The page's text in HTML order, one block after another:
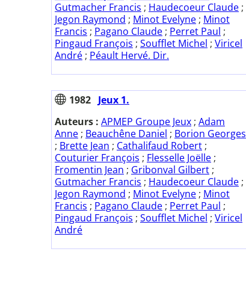
Gutmacher Francis ; Haudecoeur Claude ;
Jegon Raymond ; Minot Evelyne ; Minot
Francis ; Pagano Claude ; Perret Paul ;
Pingaud François ; Soufflet Michel ; Viricel
André ; Péault Hervé. Dir.
1982 Jeux 1.
Auteurs : APMEP Groupe Jeux ; Adam
Anne ; Beauchêne Daniel ; Borion Georges
; Brette Jean ; Cathalifaud Robert ;
Couturier François ; Flesselle Joëlle ;
Fromentin Jean ; Gribonval Gilbert ;
Gutmacher Francis ; Haudecoeur Claude ;
Jegon Raymond ; Minot Evelyne ; Minot
Francis ; Pagano Claude ; Perret Paul ;
Pingaud François ; Soufflet Michel ; Viricel
André